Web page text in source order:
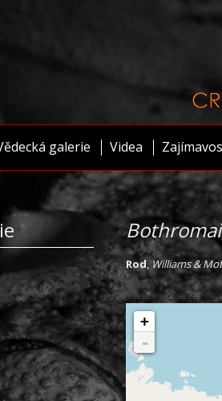
galerie Videa
Rod,Williams &
+
-